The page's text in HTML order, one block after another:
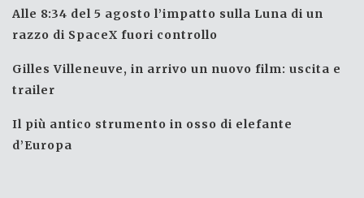
Alle 8:34 del 5 agosto l’impatto sulla Luna di un
razzo di SpaceX fuori controllo
Gilles Villeneuve, in arrivo un nuovo film: uscita e
trailer
Il più antico strumento in osso di elefante
d’Europa